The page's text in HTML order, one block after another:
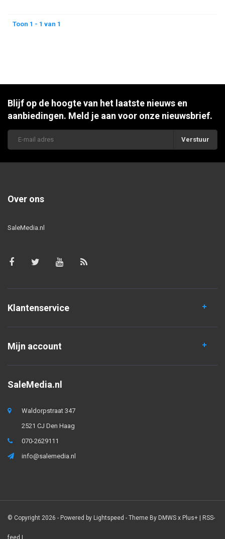
Toon 1 - 1 van 1
Blijf op de hoogte van het laatste nieuws en
aanbiedingen. Meld je aan voor onze nieuwsbrief.
Verstuur
Over ons
SaleMedia.nl
Klantenservice
Mijn account
SaleMedia.nl
Waldorpstraat 347
2521 CJ Den Haag
070-2629111
info@salemedia.nl
© Copyright 2026 - Powered by Lightspeed - Theme By DMWS x Plus+ | RSS-
feed |